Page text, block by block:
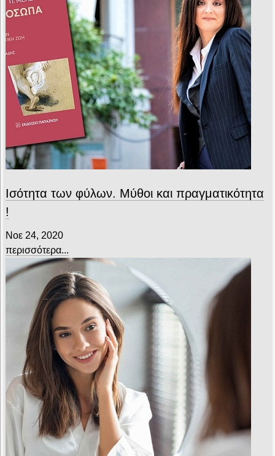
Ισότητα των φύλων. Μύθοι και πραγματικότητα
!
Νοε 24, 2020
περισσότερα...